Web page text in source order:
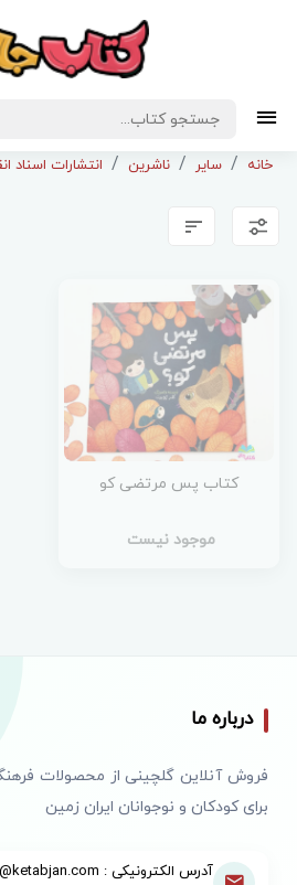
خانه سایر ناشرین انتشارات اسناد
کتاب پس مرتضی کو
موجود نیست
درباره ما
فروش آنلاین گلچینی از محصولات
برای کودکان و نوجوانان ایران زمین
آدرس الکترونیکی : info@ketabjan.com